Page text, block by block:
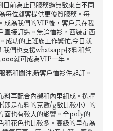
前為止已服務過無數來自不同
每位顧客提供更優質服務。每
成為我們的VIP後，客戶只在我
直接訂造。無論恤衫，西裝定西
成功的上班族工作繁忙,今日就
們也支援whatsapp擇料和幫
就可成為VIP一年。
務和闗注,新客戶恤衫件起訂。
料再配合內襯和內里組成。選擇
即是布料的克數/g數比較小）的
面也有較大的影響。全poly的
和花色也比較多。高級的里布為